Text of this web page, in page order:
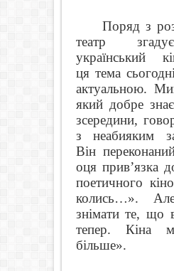
Поряд з
театр
український
ця тема
актуальною.
який добре
зсередини,
з неабияким
Він
оця прив’язка
поетичного
колись…».
знімати те, що
тепер. Кіна
більше».